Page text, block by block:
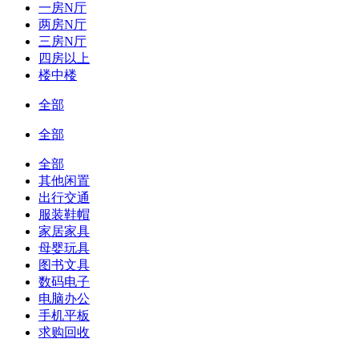
一房N厅
两房N厅
三房N厅
四房以上
楼中楼
全部
全部
全部
其他闲置
出行交通
服装鞋帽
家居家具
母婴玩具
图书文具
数码电子
电脑办公
手机平板
求购回收